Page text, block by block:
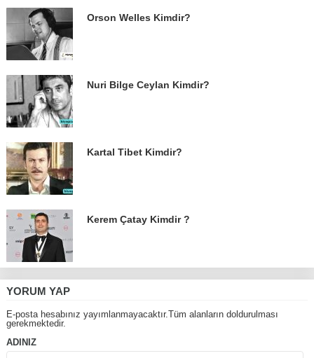
Orson Welles Kimdir?
Nuri Bilge Ceylan Kimdir?
Kartal Tibet Kimdir?
Kerem Çatay Kimdir ?
YORUM YAP
E-posta hesabınız yayımlanmayacaktır.Tüm alanların doldurulması
gerekmektedir.
ADINIZ